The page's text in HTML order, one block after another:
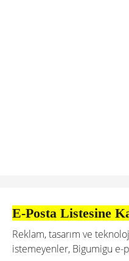
E-Posta Listesine
Reklam, tasarım ve
istemeyenler, Bigumigu e-